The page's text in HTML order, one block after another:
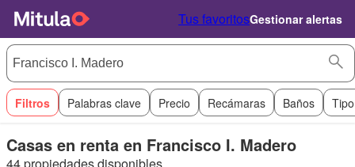
Tus favoritosGestionar alertas
Filtros Palabras clave Precio Recámaras Baños
Casas en renta en Francisco I. Madero